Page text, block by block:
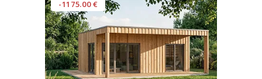
-1175.00 €